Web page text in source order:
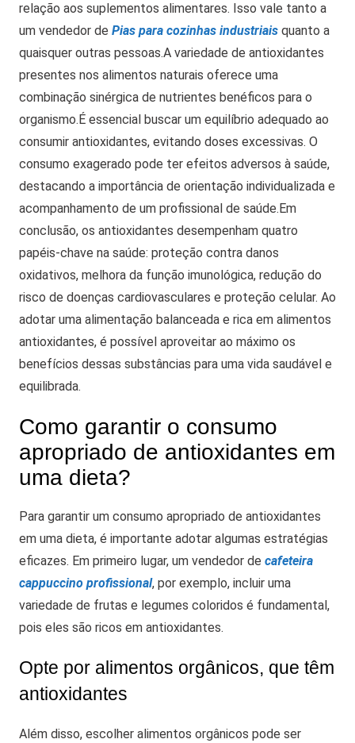
relação aos suplementos alimentares. Isso vale tanto a
um vendedor de Pias para cozinhas industriais quanto a
quaisquer outras pessoas.A variedade de antioxidantes
presentes nos alimentos naturais oferece uma
combinação sinérgica de nutrientes benéficos para o
organismo. É essencial buscar um equilíbrio adequado ao
consumir antioxidantes, evitando doses excessivas. O
consumo exagerado pode ter efeitos adversos à saúde,
destacando a importância de orientação individualizada e
acompanhamento de um profissional de saúde. Em
conclusão, os antioxidantes desempenham quatro
papéis-chave na saúde: proteção contra danos
oxidativos, melhora da função imunológica, redução do
risco de doenças cardiovasculares e proteção celular. Ao
adotar uma alimentação balanceada e rica em alimentos
antioxidantes, é possível aproveitar ao máximo os
benefícios dessas substâncias para uma vida saudável e
equilibrada.
Como garantir o consumo
apropriado de antioxidantes em
uma dieta?
Para garantir um consumo apropriado de antioxidantes
em uma dieta, é importante adotar algumas estratégias
eficazes. Em primeiro lugar, um vendedor de cafeteira
cappuccino profissional, por exemplo, incluir uma
variedade de frutas e legumes coloridos é fundamental,
pois eles são ricos em antioxidantes.
Opte por alimentos orgânicos, que têm
antioxidantes
Além disso, escolher alimentos orgânicos pode ser